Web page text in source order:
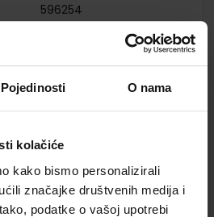
Pojedinosti O nama
kolačiće
kako bismo personalizirali
značajke društvenih medija i
podatke o vašoj upotrebi
596254
ALKA SCRIPT d.o.o.
10 1.RAZRED SŠ
3 STRUKOVNA
8130